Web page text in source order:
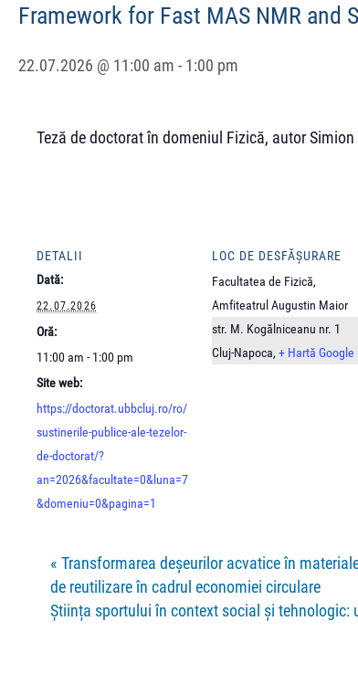
Framework for Fast MAS NMR and
22.07.2026 @ 11:00 am - 1:00 pm
Teză de doctorat în domeniul Fizică, autor
DETALII
Dată:
22.07.2026
Oră:
11:00 am - 1:00 pm
Site web:
https://doctorat.ubbcluj.ro/ro/
sustinerile-publice-ale-tezelor-
de-doctorat/?
an=2026&facultate=0&luna=7
&domeniu=0&pagina=1
LOC DE DESFĂȘURARE
Facultatea de Fizică,
Amfiteatrul Augustin Maior
str. M. Kogălniceanu nr. 1
Cluj-Napoca, + Hartă Google
« Transformarea deșeurilor acvatice în
de reutilizare în cadrul economiei circulare
Ştiința sportului în context social şi